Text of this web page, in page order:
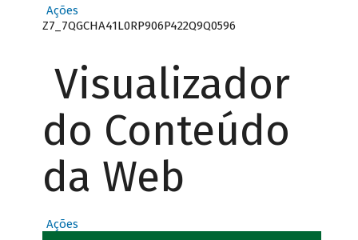
Ações
Z7_7QGCHA41L0RP906P422Q9Q0596
Visualizador
do Conteúdo
da Web
Ações